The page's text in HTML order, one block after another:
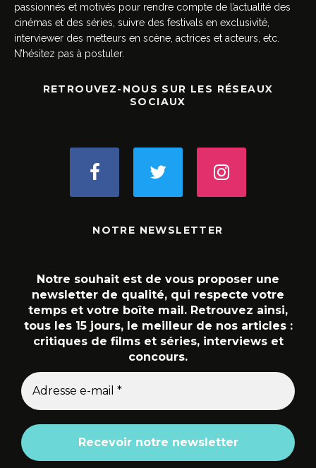
passionnés et motivés pour rendre compte de l’actualité des
cinémas et des séries, suivre des festivals en exclusivité,
interviewer des metteurs en scène, actrices et acteurs, etc.
N’hésitez pas à postuler.
RETROUVEZ-NOUS SUR LES RÉSEAUX
SOCIAUX
NOTRE NEWSLETTER
Notre souhait est de vous proposer une
newsletter de qualité, qui respecte votre
temps et votre boîte mail. Retrouvez ainsi,
tous les 15 jours, le meilleur de nos articles :
critiques de films et séries, interviews et
concours.